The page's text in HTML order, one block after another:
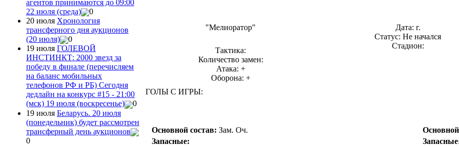
агентов принимаются до 09:00
22 июля (среда)
0
20 июля Хронология
трансферного дня аукционов
(20 июля)
0
19 июля ГОЛЕВОЙ
ИНСТИНКТ: 2000 звезд за
победу в финале (перечисляем
на баланс мобильных
телефонов РФ и РБ) Сегодня
дедлайн на конкурс #15 - 21:00
(мск) 19 июля (воскресенье)
0
19 июля Беларусь. 20 июля
(понедельник) будет рассмотрен
трансферный день аукционов
0
"Мелиоратор"
Тактика:
Количество замен:
Атака: +
Оборона: +
Дата: г.
Статус: Не начался
Стадион:
ГОЛЫ С ИГРЫ:
Основной состав: Зам. Оч.
Запасные: